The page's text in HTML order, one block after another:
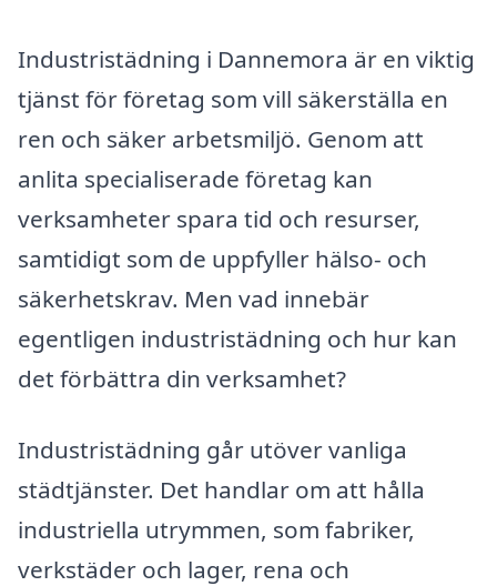
Industristädning i Dannemora är en viktig
tjänst för företag som vill säkerställa en
ren och säker arbetsmiljö. Genom att
anlita specialiserade företag kan
verksamheter spara tid och resurser,
samtidigt som de uppfyller hälso- och
säkerhetskrav. Men vad innebär
egentligen industristädning och hur kan
det förbättra din verksamhet?
Industristädning går utöver vanliga
städtjänster. Det handlar om att hålla
industriella utrymmen, som fabriker,
verkstäder och lager, rena och